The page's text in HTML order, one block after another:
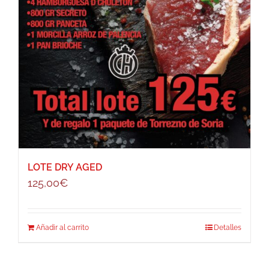
LOTE DRY AGED
125,00€
Añadir al carrito Detalles